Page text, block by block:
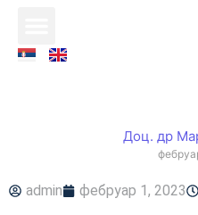
Доц. др
admin фебруар 1, 2023